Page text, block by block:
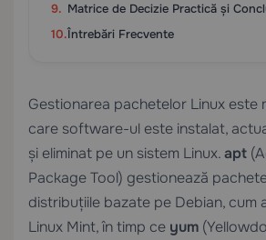
Matrice de Decizie Practică și
Întrebări Frecvente
Gestionarea pachetelor Linux este
care software-ul este instalat,
și eliminat pe un sistem Linux.apt
Package Tool) gestionează
distribuțiile bazate pe Debian, cum
Linux Mint, în timp ce yum